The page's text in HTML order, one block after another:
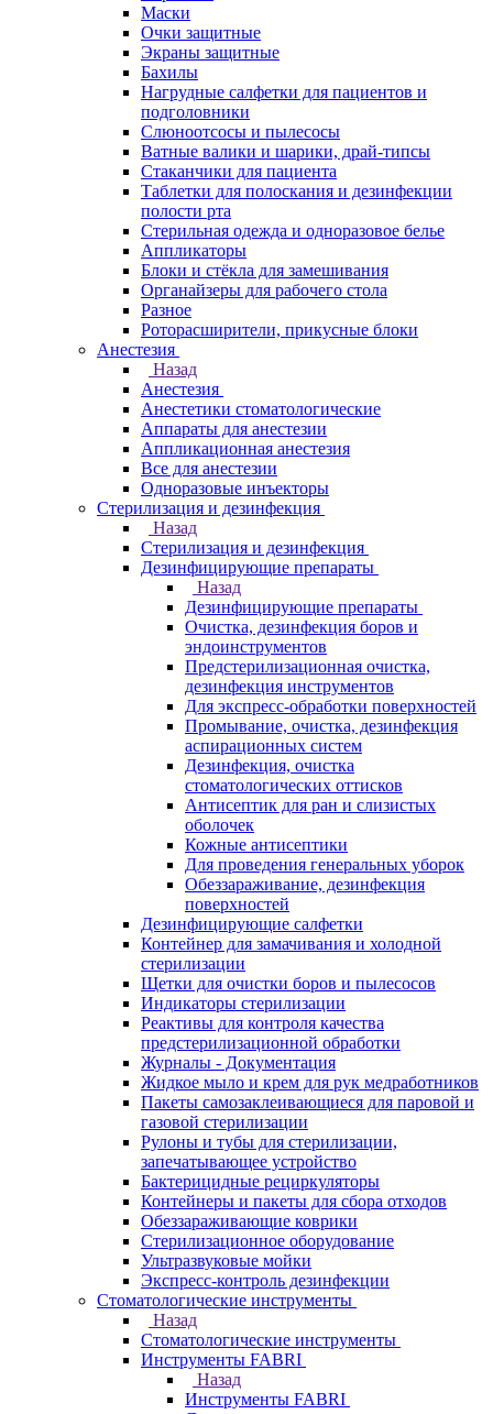
Маски
Очки защитные
Экраны защитные
Бахилы
Нагрудные салфетки для пациентов и
подголовники
Слюноотсосы и пылесосы
Ватные валики и шарики, драй-типсы
Стаканчики для пациента
Таблетки для полоскания и дезинфекции
полости рта
Стерильная одежда и одноразовое белье
Аппликаторы
Блоки и стёкла для замешивания
Органайзеры для рабочего стола
Разное
Роторасширители, прикусные блоки
Анестезия
Назад
Анестезия
Анестетики стоматологические
Аппараты для анестезии
Аппликационная анестезия
Все для анестезии
Одноразовые инъекторы
Стерилизация и дезинфекция
Назад
Стерилизация и дезинфекция
Дезинфицирующие препараты
Назад
Дезинфицирующие препараты
Очистка, дезинфекция боров и
эндоинструментов
Предстерилизационная очистка,
дезинфекция инструментов
Для экспресс-обработки поверхностей
Промывание, очистка, дезинфекция
аспирационных систем
Дезинфекция, очистка
стоматологических оттисков
Антисептик для ран и слизистых
оболочек
Кожные антисептики
Для проведения генеральных уборок
Обеззараживание, дезинфекция
поверхностей
Дезинфицирующие салфетки
Контейнер для замачивания и холодной
стерилизации
Щетки для очистки боров и пылесосов
Индикаторы стерилизации
Реактивы для контроля качества
предстерилизационной обработки
Журналы - Документация
Жидкое мыло и крем для рук медработников
Пакеты самозаклеивающиеся для паровой и
газовой стерилизации
Рулоны и тубы для стерилизации,
запечатывающее устройство
Бактерицидные рециркуляторы
Контейнеры и пакеты для сбора отходов
Обеззараживающие коврики
Стерилизационное оборудование
Ультразвуковые мойки
Экспресс-контроль дезинфекции
Стоматологические инструменты
Назад
Стоматологические инструменты
Инструменты FABRI
Назад
Инструменты FABRI